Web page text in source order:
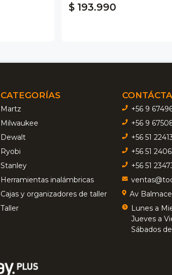
$ 193.990
CATEGORÍAS
Martz
Milwaukee
Dewalt
Ryobi
Stanley
Herramientas inalámbricas
Cajas y organizadores de taller
Taller
+56 9
+56 9
+56 51
+56 51
+56 51
Av
Lunes a
Jueves a
Sábados